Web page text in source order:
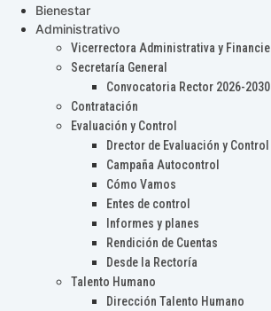
Bienestar
Administrativo
Vicerrectora Administrativa y
Secretaría General
Convocatoria Rector 2026-2030
Contratación
Evaluación y Control
Drector de Evaluación y Control
Campaña Autocontrol
Cómo Vamos
Entes de control
Informes y planes
Rendición de Cuentas
Desde la Rectoría
Talento Humano
Dirección Talento Humano